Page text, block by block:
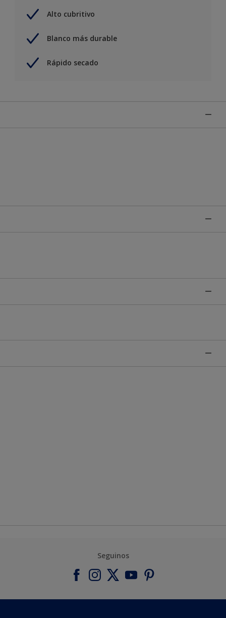
Alto cubritivo
Blanco más durable
Rápido secado
Seguinos